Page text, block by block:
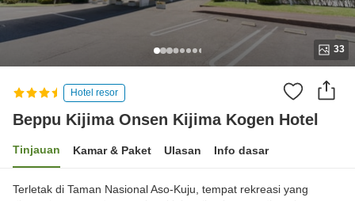
33
Hotel resor
Beppu Kijima Onsen Kijima Kogen Hotel
Tinjauan Kamar & Paket Ulasan Info dasar
Terletak di Taman Nasional Aso-Kuju, tempat rekreasi yang